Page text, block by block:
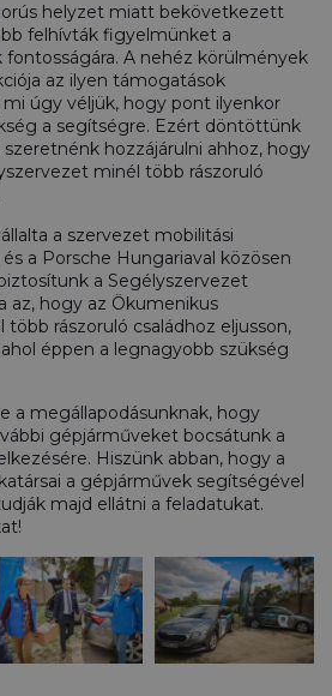
helyzet miatt bekövetkezett
felhívták figyelmünket a
A nehéz körülmények
az ilyen támogatások
mi úgy véljük, hogy pont ilyenkor
a segítségre. Ezért döntöttünk
hozzájárulni ahhoz, hogy
minél több rászoruló
a szervezet mobilitási
a Porsche Hungariaval közösen
a Segélyszervezet
az, hogy az Ökumenikus
rászoruló családhoz eljusson,
éppen a legnagyobb szükség
a megállapodásunknak, hogy
gépjárműveket bocsátunk a
Hiszünk abban, hogy a
a gépjárművek segítségével
majd ellátni a feladatukat.